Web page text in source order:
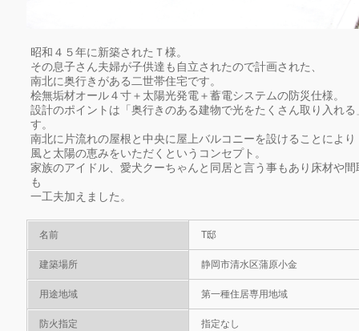
昭和４５年に新築されたＴ様。
その息子さん夫婦が子供達も自立されたので計画された、
南北に奥行きがある二世帯住宅です。
桧無垢材オール４寸＋太陽光発電＋蓄電システムの防災仕様。
設計のポイントは「奥行きのある建物で光をたくさん取り入れる
す。
南北に片流れの屋根と中央に屋上バルコニーを設けることにより
風と太陽の恵みをいただくというコンセプト。
家族のアイドル、愛犬クーちゃんと同居と言う事もあり床材や間
も
一工夫加えました。
名前 T邸
建築場所 静岡市清水区蒲原小金
用途地域 第一種住居専用地域
防火指定 指定なし